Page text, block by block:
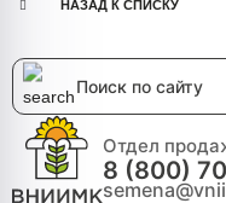
НАЗАД К СПИСКУ
Отдел
8 (800)